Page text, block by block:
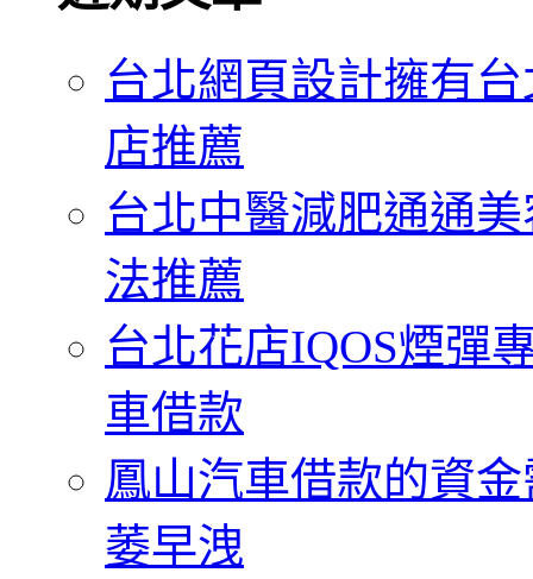
台北網頁設計擁有
店推薦
台北中醫減肥通通
法推薦
台北花店IQOS煙彈
車借款
鳳山汽車借款的資
萎早洩